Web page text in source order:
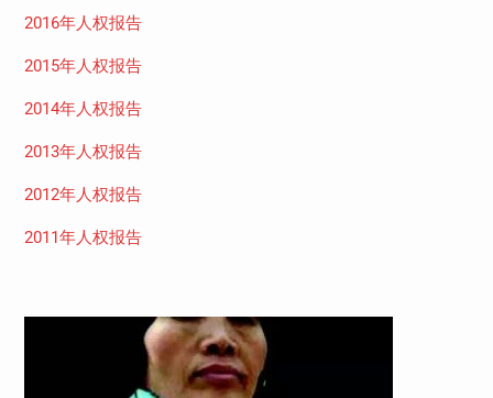
2016年人权报告
2015年人权报告
2014年人权报告
2013年人权报告
2012年人权报告
2011年人权报告